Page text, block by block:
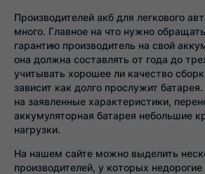
Производителей акб для легкового
много. Главное на что нужно
гарантию производитель на свой
она должна составлять от года до
учитывать хорошее ли качество
зависит как долго прослужит
на заявленные характеристики,
аккумуляторная батарея небольшие
нагрузки.
На нашем сайте можно выделить
производителей, у которых